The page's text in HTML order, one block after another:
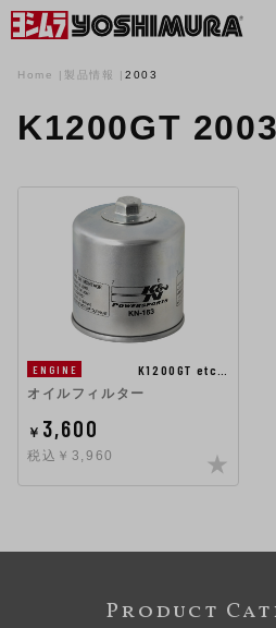
Home 製品情報 2003
K1200GT
ENGINE
K1200GT etc…
オイルフィルター
￥ 3,600
税込￥3,960
Product